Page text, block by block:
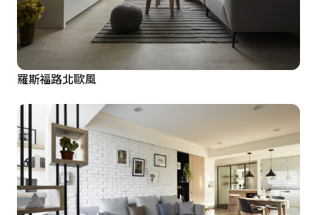
羅斯福路北歐風